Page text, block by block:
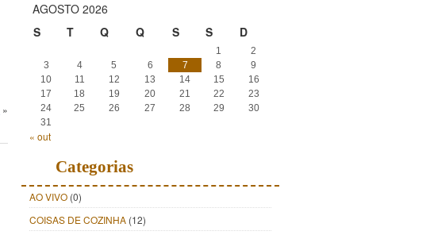
»
AGOSTO 2026
S
T Q Q S S D
1
2
3
4 5 6 7 8
9
10
11 12 13 14 15
16
17
18 19 20 21 22
23
24
25 26 27 28 29
30
31
« out
Categorias
AO VIVO (0)
COISAS DE COZINHA (12)